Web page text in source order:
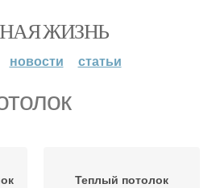
ЖИЗНЬ
новости статьи
Теплый потолок